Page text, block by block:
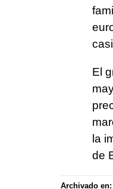
El
la
de
Archivado en: